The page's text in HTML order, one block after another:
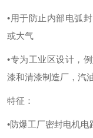
•用于防止内部电弧
或大气
•专为工业区设计，
漆和清漆制造厂，汽
特征：
•防爆工厂密封电机电